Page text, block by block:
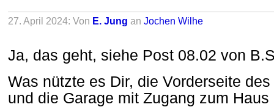
27. April 2024: Von E. Jung an Jochen Wilhe
Ja, das geht, siehe Post 08.02 von
Was nützte es Dir, die Vorderseite
und die Garage mit Zugang zum